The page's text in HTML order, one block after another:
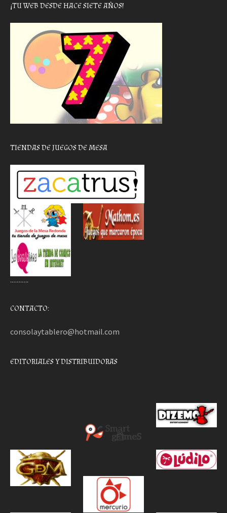
¡TU WEB DESDE HACE SIETE AÑOS!
TIENDAS DE JUEGOS DE MESA
………..
CONTACTO:
consolaytablero@hotmail.com
EDITORIALES Y DISTRIBUIDORAS